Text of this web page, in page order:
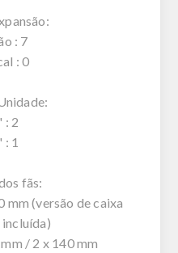
: 7
: 0
: 2
: 1
fãs:
mm (versão de caixa
/ 2 x 140 mm